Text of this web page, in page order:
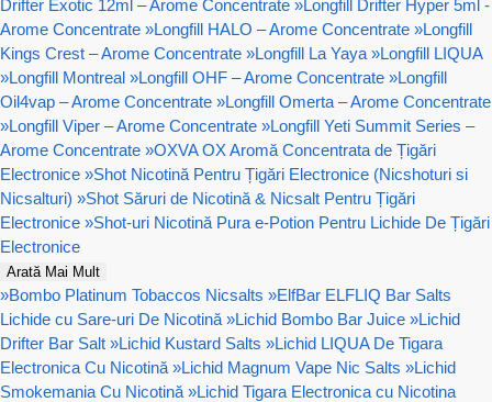
Drifter Exotic 12ml – Arome Concentrate »Longfill Drifter Hyper 5ml -
Arome Concentrate »Longfill HALO – Arome Concentrate »Longfill
Kings Crest – Arome Concentrate »Longfill La Yaya »Longfill LIQUA
»Longfill Montreal »Longfill OHF – Arome Concentrate »Longfill
Oil4vap – Arome Concentrate »Longfill Omerta – Arome Concentrate
»Longfill Viper – Arome Concentrate »Longfill Yeti Summit Series –
Arome Concentrate »OXVA OX Aromă Concentrata de Țigări
Electronice »Shot Nicotină Pentru Țigări Electronice (Nicshoturi si
Nicsalturi) »Shot Săruri de Nicotină & Nicsalt Pentru Țigări
Electronice »Shot-uri Nicotină Pura e-Potion Pentru Lichide De Țigări
Electronice
Arată Mai Mult
»Bombo Platinum Tobaccos Nicsalts »ElfBar ELFLIQ Bar Salts
Lichide cu Sare-uri De Nicotină »Lichid Bombo Bar Juice »Lichid
Drifter Bar Salt »Lichid Kustard Salts »Lichid LIQUA De Tigara
Electronica Cu Nicotină »Lichid Magnum Vape Nic Salts »Lichid
Smokemania Cu Nicotină »Lichid Tigara Electronica cu Nicotina